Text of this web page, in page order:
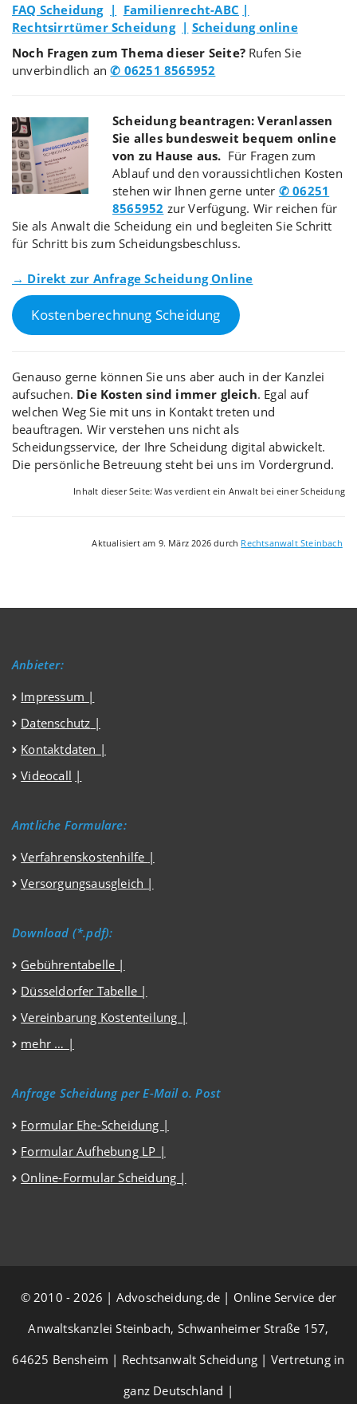
FAQ Scheidung | Familienrecht-ABC |
Rechtsirrtümer Scheidung | Scheidung online
Noch Fragen zum Thema dieser Seite? Rufen Sie
unverbindlich an✆ 06251 8565952
Scheidung beantragen: Veranlassen
Sie alles bundesweit bequem online
von zu Hause aus. Für Fragen zum
Ablauf und den voraussichtlichen Kosten
stehen wir Ihnen gerne unter ✆ 06251
8565952 zur Verfügung. Wir reichen für
Sie als Anwalt die Scheidung ein und begleiten Sie Schritt
für Schritt bis zum Scheidungsbeschluss.
→ Direkt zur Anfrage Scheidung Online
Kostenberechnung Scheidung
Genauso gerne können Sie uns aber auch in der Kanzlei
aufsuchen. Die Kosten sind immer gleich. Egal auf
welchen Weg Sie mit uns in Kontakt treten und
beauftragen. Wir verstehen uns nicht als
Scheidungsservice, der Ihre Scheidung digital abwickelt.
Die persönliche Betreuung steht bei uns im Vordergrund.
Inhalt dieser Seite: Was verdient ein Anwalt bei einer Scheidung
Aktualisiert am 9. März 2026 durch Rechtsanwalt Steinbach
Anbieter:
Impressum |
Datenschutz |
Kontaktdaten |
Videocall |
Amtliche Formulare:
Verfahrenskostenhilfe |
Versorgungsausgleich |
Download (*.pdf):
Gebührentabelle |
Düsseldorfer Tabelle |
Vereinbarung Kostenteilung |
mehr … |
Anfrage Scheidung per E-Mail o. Post
Formular Ehe-Scheidung |
Formular Aufhebung LP |
Online-Formular Scheidung |
© 2010 - 2026 | Advoscheidung.de | Online Service der
Anwaltskanzlei Steinbach, Schwanheimer Straße 157,
64625 Bensheim | Rechtsanwalt Scheidung | Vertretung in
ganz Deutschland |